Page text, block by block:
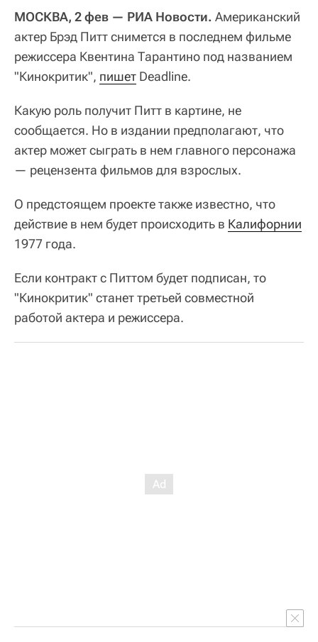
МОСКВА, 2 фев — РИА Новости. Американский
актер Брэд Питт снимется в последнем фильме
режиссера Квентина Тарантино под названием
"Кинокритик", пишет Deadline.
Какую роль получит Питт в картине, не
сообщается. Но в издании предполагают, что
актер может сыграть в нем главного персонажа
— рецензента фильмов для взрослых.
О предстоящем проекте также известно, что
действие в нем будет происходить в Калифорнии
1977 года.
Если контракт с Питтом будет подписан, то
"Кинокритик" станет третьей совместной
работой актера и режиссера.